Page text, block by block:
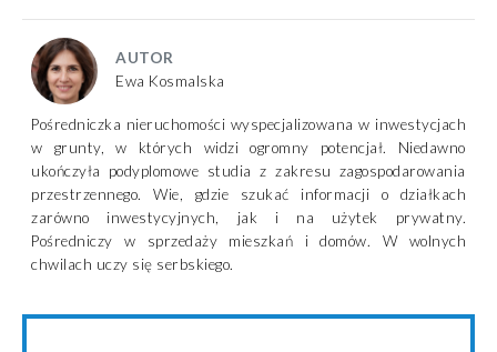
AUTOR
Ewa Kosmalska
Pośredniczka nieruchomości wyspecjalizowana w inwestycjach
w grunty, w których widzi ogromny potencjał. Niedawno
ukończyła podyplomowe studia z zakresu zagospodarowania
przestrzennego. Wie, gdzie szukać informacji o działkach
zarówno inwestycyjnych, jak i na użytek prywatny.
Pośredniczy w sprzedaży mieszkań i domów. W wolnych
chwilach uczy się serbskiego.